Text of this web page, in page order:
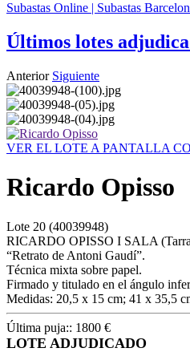
Subastas Online | Subastas
Últimos lotes
Anterior Siguiente
VER EL LOTE A PANTALLA
Ricardo Opisso
Lote 20 (40039948)
RICARDO OPISSO I SALA
“Retrato de Antoni Gaudí”.
Técnica mixta sobre papel.
Firmado y titulado en el ángulo
Medidas: 20,5 x 15 cm; 41 x 35,5
Última puja:: 1800 €
LOTE ADJUDICADO